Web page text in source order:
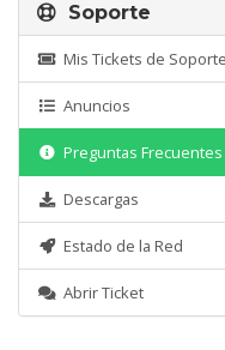
Soporte
Mis Tickets de Soporte
Anuncios
Preguntas Frecuentes
Descargas
Estado de la Red
Abrir Ticket